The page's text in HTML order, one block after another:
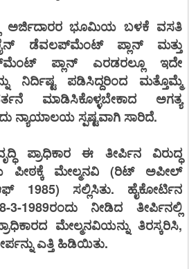
ಅರ್ಜಿದಾರರ ಭೂಮಿಯ ಬಳಕೆ ವಸತಿ
ಡೆವಲಪ್‌ಮೆಂಟ್ ಪ್ಲಾನ್ ಮತ್ತು
ಪ್ಲಾನ್ ಎರಡರಲ್ಲೂ ಇದೇ
ನಿರ್ದಿಷ್ಟ ಪಡಿಸಿದ್ದರಿಂದ ಮತ್ತೊಮ್ಮೆ
ಮಾಡಿಸಿಕೊಳ್ಳಬೇಕಾದ ಅಗತ್ಯ
ನ್ಯಾಯಾಲಯ ಸ್ಪಷ್ಟವಾಗಿ ಸಾರಿದೆ.
ಪ್ರಾಧಿಕಾರ ಈ ತೀರ್ಪಿನ ವಿರುದ್ಧ
ಪೀಠಕ್ಕೆ ಮೇಲ್ಮನವಿ (ರಿಟ್ ಅಪೀಲ್
1985) ಸಲ್ಲಿಸಿತು. ಹೈಕೋರ್ಟಿನ
1989ರಂದು ನೀಡಿದ ತೀರ್ಪಿನಲ್ಲಿ
ಮೇಲ್ಮನವಿಯನ್ನು ತಿರಸ್ಕರಿಸಿ,
ಎತ್ತಿ ಹಿಡಿಯಿತು.